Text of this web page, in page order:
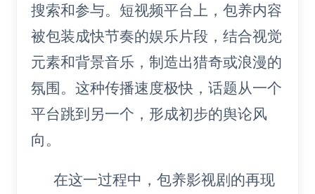
搜索和参与。短视频平台上，包养内容
被包装成快节奏的娱乐片段，结合视觉
元素和背景音乐，制造出猎奇或浪漫的
氛围。这种传播速度极快，话题从一个
平台跳到另一个，形成初步的舆论风
向。
在这一过程中，包养影视剧的再现